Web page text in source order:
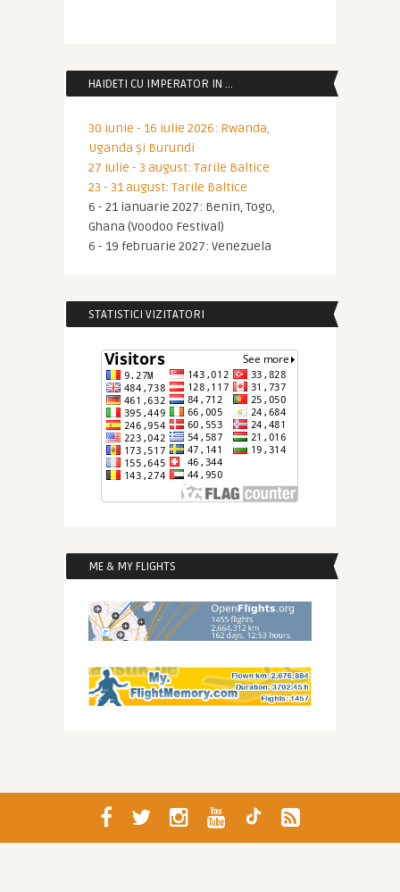
HAIDETI CU IMPERATOR IN …
30 iunie - 16 iulie 2026: Rwanda,
Uganda și Burundi
27 iulie - 3 august: Tarile Baltice
23 - 31 august: Tarile Baltice
6 - 21 ianuarie 2027: Benin, Togo,
Ghana (Voodoo Festival)
6 - 19 februarie 2027: Venezuela
STATISTICI VIZITATORI
ME & MY FLIGHTS